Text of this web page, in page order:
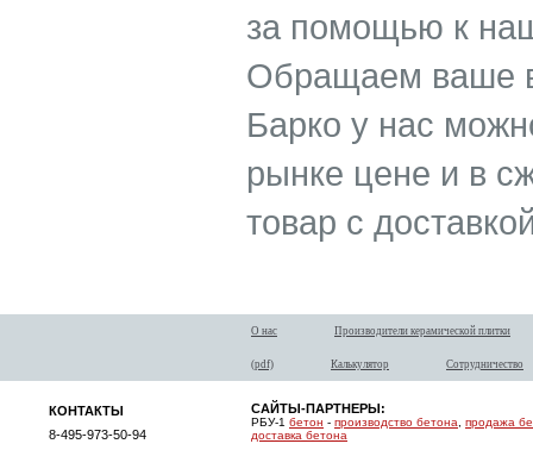
за помощью к
Обращаем ваше
Барко у нас
рынке цене и в
товар с
О нас Производители керамической плитки
(pdf) Калькулятор Сотрудничество
КОНТАКТЫ
8-495-973-50-94
САЙТЫ-ПАРТНЕРЫ:
РБУ-1 бетон - производство бетона, продажа
доставка бетона